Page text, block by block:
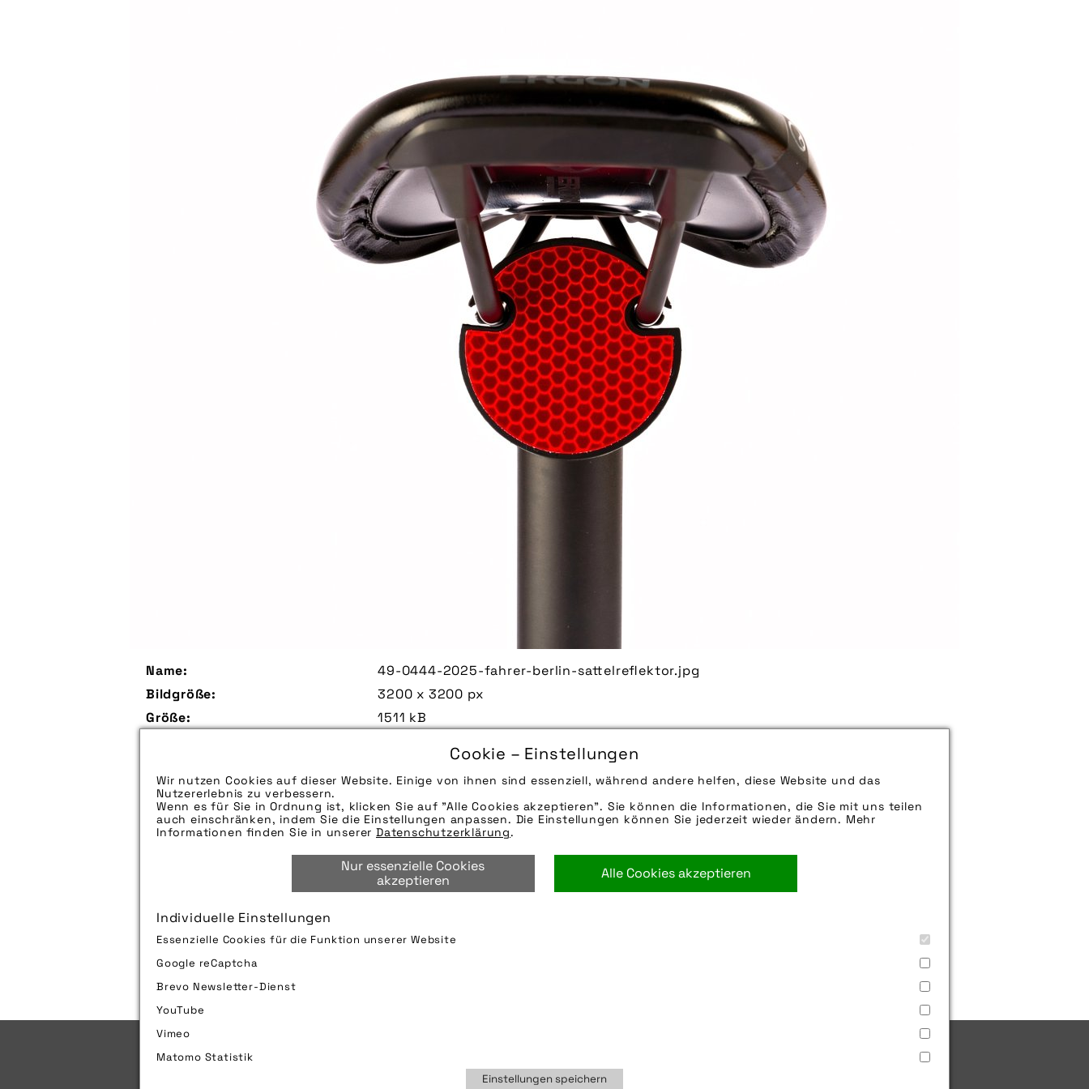
Cookie – Einstellungen
Wir nutzen Cookies auf dieser Website. Einige von ihnen sind essenziell, während andere helfen, diese Website und das
Nutzererlebnis zu verbessern.
Wenn es für Sie in Ordnung ist, klicken Sie auf "Alle Cookies akzeptieren". Sie können die Informationen, die Sie mit uns teilen
auch einschränken, indem Sie die Einstellungen anpassen. Die Einstellungen können Sie jederzeit wieder ändern. Mehr
Informationen finden Sie in unsererDatenschutzerklärung.
Nur essenzielle Cookies
akzeptieren
Alle Cookies akzeptieren
Individuelle Einstellungen
Essenzielle Cookies für die Funktion unserer Website
Google reCaptcha
Brevo Newsletter-Dienst
YouTube
Vimeo
Matomo Statistik
Einstellungen speichern
Name:
49-0444-2025-fahrer-berlin-sattelreflektor.jpg
Bildgröße:
3200 x 3200 px
Größe:
1511 kB
Die Bildunterschrift wird in Bälde eingefügt. Sie können uns aber gern auch per E-
Mail oder Telefon kontaktieren, wir helfen gerne weiter.
Zu verwendender Bildnachweis:
Quelle/Source: „www.fahrer-berlin.de | pd-f“
Technik-Info:
Hinweise zur weiteren Recherche:
Hersteller: Fahrer Berlin
fahrer berlin,fahrer berlin gmbh,reflektor,sattel,sicherheit
Bild downloaden